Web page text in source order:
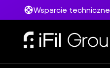
Wsparcie techniczne